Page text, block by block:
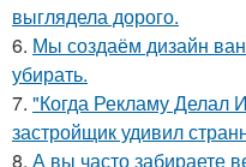
выглядела дорого.
6. Мы создаём дизайн
убирать.
7. "Когда Рекламу Делал
застройщик удивил
8. А вы часто забираете